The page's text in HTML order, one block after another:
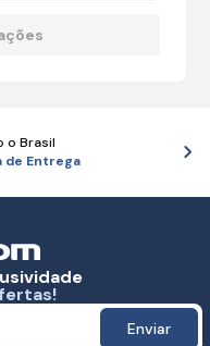
o Brasil
de Entrega
Enviar